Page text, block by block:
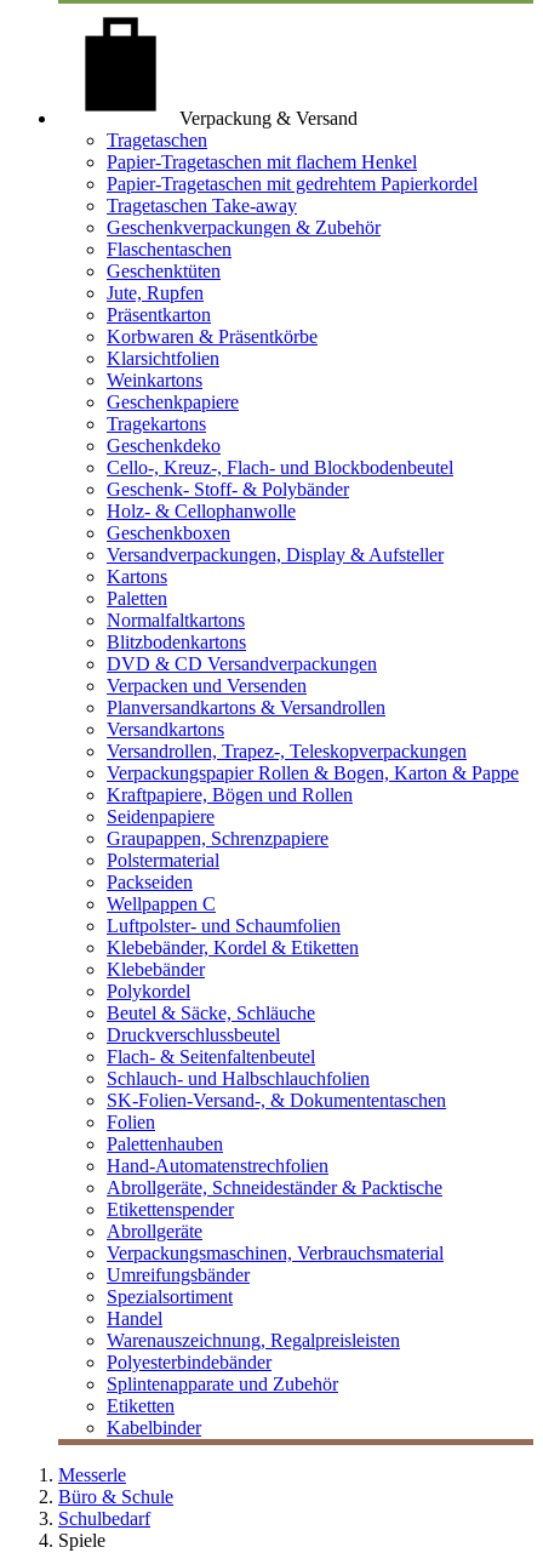
Verpackung & Versand
Tragetaschen
Papier-Tragetaschen mit flachem Henkel
Papier-Tragetaschen mit gedrehtem Papierkordel
Tragetaschen Take-away
Geschenkverpackungen & Zubehör
Flaschentaschen
Geschenktüten
Jute, Rupfen
Präsentkarton
Korbwaren & Präsentkörbe
Klarsichtfolien
Weinkartons
Geschenkpapiere
Tragekartons
Geschenkdeko
Cello-, Kreuz-, Flach- und Blockbodenbeutel
Geschenk- Stoff- & Polybänder
Holz- & Cellophanwolle
Geschenkboxen
Versandverpackungen, Display & Aufsteller
Kartons
Paletten
Normalfaltkartons
Blitzbodenkartons
DVD & CD Versandverpackungen
Verpacken und Versenden
Planversandkartons & Versandrollen
Versandkartons
Versandrollen, Trapez-, Teleskopverpackungen
Verpackungspapier Rollen & Bogen, Karton & Pappe
Kraftpapiere, Bögen und Rollen
Seidenpapiere
Graupappen, Schrenzpapiere
Polstermaterial
Packseiden
Wellpappen C
Luftpolster- und Schaumfolien
Klebebänder, Kordel & Etiketten
Klebebänder
Polykordel
Beutel & Säcke, Schläuche
Druckverschlussbeutel
Flach- & Seitenfaltenbeutel
Schlauch- und Halbschlauchfolien
SK-Folien-Versand-, & Dokumententaschen
Folien
Palettenhauben
Hand-Automatenstrechfolien
Abrollgeräte, Schneideständer & Packtische
Etikettenspender
Abrollgeräte
Verpackungsmaschinen, Verbrauchsmaterial
Umreifungsbänder
Spezialsortiment
Handel
Warenauszeichnung, Regalpreisleisten
Polyesterbindebänder
Splintenapparate und Zubehör
Etiketten
Kabelbinder
Messerle
Büro & Schule
Schulbedarf
Spiele